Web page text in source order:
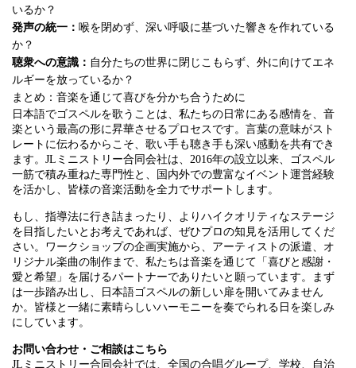
いるか？
発声の統一： 喉を閉めず、深い呼吸に基づいた響きを作れている
か？
聴衆への意識： 自分たちの世界に閉じこもらず、外に向けてエネ
ルギーを放っているか？
まとめ：音楽を通じて喜びを分かち合うために
日本語でゴスペルを歌うことは、私たちの日常にある感情を、音
楽という最高の形に昇華させるプロセスです。言葉の意味がスト
レートに伝わるからこそ、歌い手も聴き手も深い感動を共有でき
ます。JLミニストリー合同会社は、2016年の設立以来、ゴスペル
一筋で積み重ねた専門性と、国内外での豊富なイベント運営経験
を活かし、皆様の音楽活動を全力でサポートします。
もし、指導法に行き詰まったり、よりハイクオリティなステージ
を目指したいとお考えであれば、ぜひプロの知見を活用してくだ
さい。ワークショップの企画実施から、アーティストの派遣、オ
リジナル楽曲の制作まで、私たちは音楽を通じて「喜びと感謝・
愛と希望」を届けるパートナーでありたいと願っています。まず
は一歩踏み出し、日本語ゴスペルの新しい扉を開いてみません
か。皆様と一緒に素晴らしいハーモニーを奏でられる日を楽しみ
にしています。
お問い合わせ・ご相談はこちら
JLミニストリー合同会社では、全国の合唱グループ、学校、自治